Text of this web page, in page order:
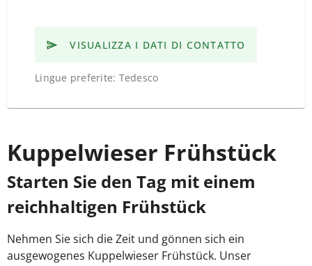
VISUALIZZA I DATI DI CONTATTO
Lingue preferite: Tedesco
Kuppelwieser Frühstück
Starten Sie den Tag mit einem
reichhaltigen Frühstück
Nehmen Sie sich die Zeit und gönnen sich ein
ausgewogenes Kuppelwieser Frühstück. Unser